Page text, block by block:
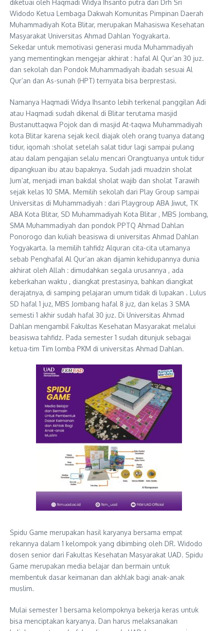
diketuai oleh Haqmadi Widya Ihsanto putra dari Drh Sri
Widodo Ketua Lembaga Dakwah Komunitas Pimpinan Daerah
Muhammadiyah Kota Blitar, merupakan Mahasiswa Kesehatan
Masyarakat Universitas Ahmad Dahlan Yogyakarta.
Sekedar untuk memotivasi generasi muda Muhammadiyah
yang mementingkan mengejar akhirat : hafal Al Qur’an 30 juz.
dan sekolah dan Pondok Muhammadiyah ibadah sesuai Al
Qur’an dan As-sunah (HPT) ternyata bisa berprestasi.
Namanya Haqmadi Widya Ihsanto lebih terkenal panggilan Adi
atau Haqmadi sudah dikenal di Blitar terutama masjid
Bustanuttaqwa Pojok dan di masjid At-taqwa Muhammadiyah
kota Blitar karena sejak kecil diajak oleh orang tuanya datang
tidur, iqomah :sholat setelah salat tidur lagi sampai pulang
atau dalam pengajian selalu mencari Orangtuanya untuk tidur
dipangkuan ibu atau bapaknya. Sudah jadi muadzin sholat
Jum’at, menjadi iman bakdal sholat wajib dan sholat Tarawih
sejak kelas 10 SMA. Memilih sekolah dari Play Group sampai
Universitas di Muhammadiyah : dari Playgroup ABA Jiwut, TK
ABA Kota Blitar, SD Muhammadiyah Kota Blitar , MBS Jombang,
SMA Muhammadiyah dan pondok PPTQ Ahmad Dahlan
Ponorogo dan kuliah beasiswa di universitas Ahmad Dahlan
Yogyakarta. Ia memilih tahfidz Alquran cita-cita utamanya
sebab Penghafal Al Qur’an akan dijamin kehidupannya dunia
akhirat oleh Allah : dimudahkan segala urusannya , ada
keberkahan waktu , diangkat prestasinya, bahkan diangkat
derajatnya, di samping pelajaran umum tidak di lupakan . Lulus
SD hafal 1 juz, MBS Jombang hafal 8 juz, dan kelas 3 SMA
semesti 1 akhir sudah hafal 30 juz. Di Universitas Ahmad
Dahlan mengambil Fakultas Kesehatan Masyarakat melalui
beasiswa tahfidz. Pada semester 1 sudah ditunjuk sebagai
ketua-tim Tim lomba PKM di universitas Ahmad Dahlan.
Spidu Game merupakan hasil karyanya bersama empat
rekannya dalam 1 kelompok yang dibimbing oleh DR. Widodo
dosen senior dari Fakultas Kesehatan Masyarakat UAD. Spidu
Game merupakan media belajar dan bermain untuk
membentuk dasar keimanan dan akhlak bagi anak-anak
muslim.
Mulai semester 1 bersama kelompoknya bekerja keras untuk
bisa menciptakan karyanya. Dan harus melaksanakan